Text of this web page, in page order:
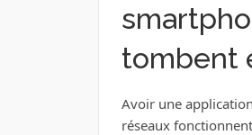
tombent
Avoir une
réseaux